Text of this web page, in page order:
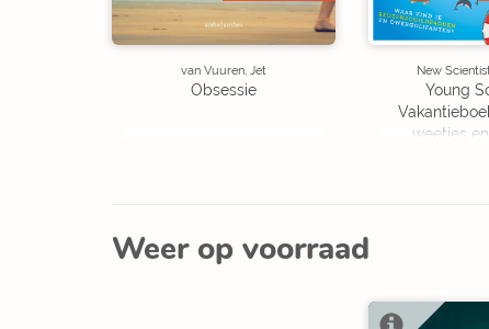
van Vuuren, Jet
Obsessie
New
Young
weetjes
Weer op voorraad